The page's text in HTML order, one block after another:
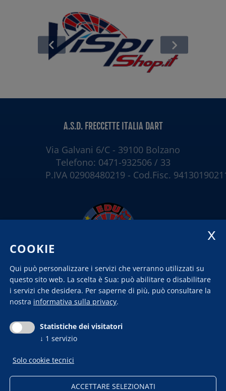
A.S.D. FRECCETTE ITALIA DART
Via Galvani 6/C - 39100 Bolzano
Telefono: 0471-932506 / 33
P.IVA 02908480219 - Cod.Fisc.
Impressum
legge contributi pubblici
impostazioni dei cookie
COOKIE
Qui può personalizzare i servizi che verranno utilizzati su
questo sito web. La scelta è Sua: può abilitare o disabilitare
i servizi che desidera. Per saperne di più, può consultare la
nostra informativa sulla privacy.
Statistiche dei visitatori
↓ 1 servizio
Solo cookie tecnici
ACCETTARE SELEZIONATI